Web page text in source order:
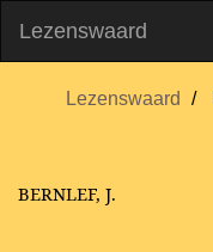
Lezenswaard
Lezenswaard
BERNLEF, J.